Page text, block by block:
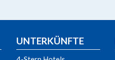
UNTERKÜNFTE